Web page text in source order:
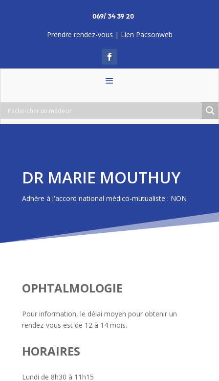
069/ 34 39 20
Prendre rendez-vous | Lien Pacsonweb
DR MARIE MOUTHUY
Adhère à l'accord national médico-mutualiste : NON
OPHTALMOLOGIE
Pour information, le délai moyen pour obtenir un
rendez-vous est de 12 à 14 mois.
HORAIRES
Lundi de 8h30 à 11h15